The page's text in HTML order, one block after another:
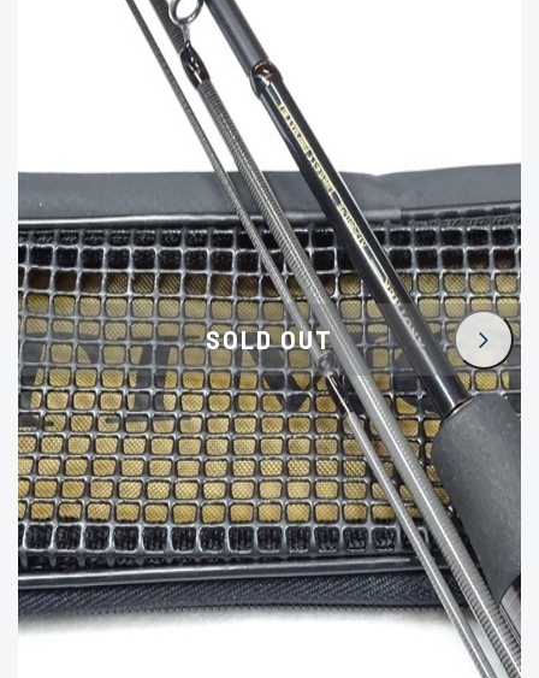
イシグロ中川かの里店
イシグロカインズモール彦根店
イシグロ静岡中吉田店
イシグロ名東引山店
イシグロ豊田店
イシグロ豊橋向山店
イシグロ岐阜店
イシグロ高林店
イシグロ西尾店
イシグロ三河安城店
イシグロ半田店
イシグロ岡崎大樹寺店
イシグロ岡崎若松店
悪
使用感や傷のある一般的な中
古品
C-
かなり使用感があり、全体的
に目立つ傷が多い品
D
著しく状態が悪いが使用はで
きるもの、改造品も含む
※ルアー、エギ、雑品、その他につきましては
ランク表記はございません。 状態は写真にて
ご確認ください。
SOLD OUT